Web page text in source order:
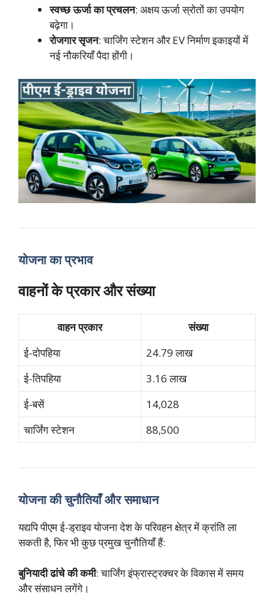
स्वच्छ ऊर्जा का प्रचलन: अक्षय ऊर्जा स्रोतों का उपयोग
बढ़ेगा।
रोजगार सृजन: चार्जिंग स्टेशन और EV निर्माण इकाइयों में
नई नौकरियाँ पैदा होंगी।
योजना का प्रभाव
वाहनों के प्रकार और संख्या
वाहन प्रकार
संख्या
ई-दोपहिया
24.79 लाख
ई-तिपहिया
3.16 लाख
ई-बसें
14,028
चार्जिंग स्टेशन
88,500
योजना की चुनौतियाँ और समाधान
यद्यपि पीएम ई-ड्राइव योजना देश के परिवहन क्षेत्र में क्रांति ला
सकती है, फिर भी कुछ प्रमुख चुनौतियाँ हैं:
बुनियादी ढांचे की कमी: चार्जिंग इंफ्रास्ट्रक्चर के विकास में समय
और संसाधन लगेंगे।